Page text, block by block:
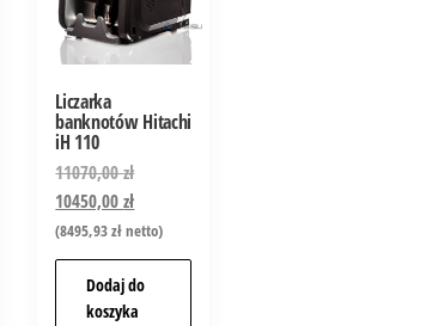
Liczarka
banknotów Hitachi
iH 110
11070,00zł
10450,00zł
(8495,93złnetto)
Dodaj do
koszyka